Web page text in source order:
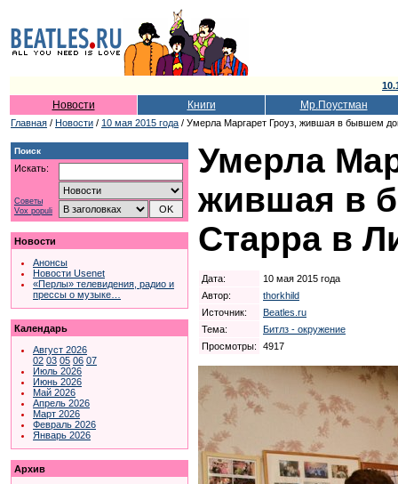
Новости Книги Мр.Поустман
Главная / Новости / 10 мая 2015 года / Умерла Маргарет Гроуз, жившая в бывшем
Поиск
Искать:
Советы
Vox populi
Новости
Анонсы
Новости Usenet
«Перлы» телевидения, радио и
прессы о музыке…
Календарь
Август 2026
02 03 05 06 07
Июль 2026
Июнь 2026
Май 2026
Апрель 2026
Март 2026
Февраль 2026
Январь 2026
Архив
Умерла
жившая в
Старра в
Дата:
10 мая 2015 года
Автор:
thorkhild
Источник:
Beatles.ru
Тема:
Битлз - окружение
Просмотры:
4917